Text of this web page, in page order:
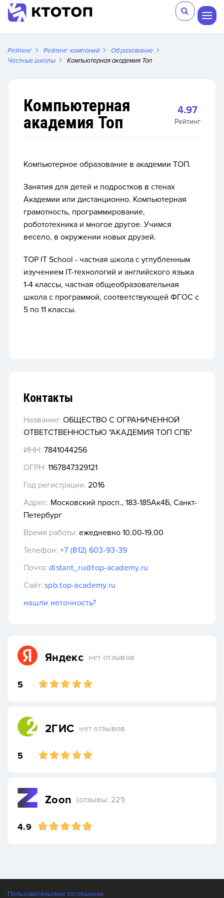
Рейтинг Рейтинг компаний
Образование
Частные школы
Компьютерная академия Toп
Компьютерная
академия Toп
4.97
Рейтинг
Компьютерное образование в академии ТОП.
Занятия для детей и подростков в стенах
Академии или дистанционно. Компьютерная
грамотность, программирование,
робототехника и многое другое. Учимся
весело, в окружении новых друзей.
TOP IT School - частная школа с углубленным
изучением IT-технологий и английского языка
1-4 классы, частная общеобразовательная
школа с программой, соответствующей ФГОС с
5 по 11 классы.
Контакты
Название: ОБЩЕСТВО С ОГРАНИЧЕННОЙ
ОТВЕТСТВЕННОСТЬЮ "АКАДЕМИЯ ТОП СПБ"
ИНН: 7841044256
ОГРН: 1167847329121
Год регистрации: 2016
Адрес: Московский просп., 183-185Ак4Б, Санкт-
Петербург
Время работы: ежедневно 10.00-19.00
Телефон: +7 (812) 603-93-39
Почта: distant_ru@top-academy.ru
Сайт: spb.top-academy.ru
нашли неточность?
Яндекс нет отзывов
5
2ГИС нет отзывов
5
Zoon (отзывы: 221)
4.9
Пользовательское соглашение